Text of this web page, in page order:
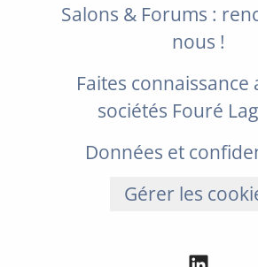
Salons & Forums :
nous !
Faites connaissance
sociétés Fouré
Données et
Gérer les